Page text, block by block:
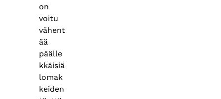
on
voitu
vähent
ää
päälle
kkäisiä
lomak
keiden